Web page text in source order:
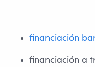
financiación
financiación a